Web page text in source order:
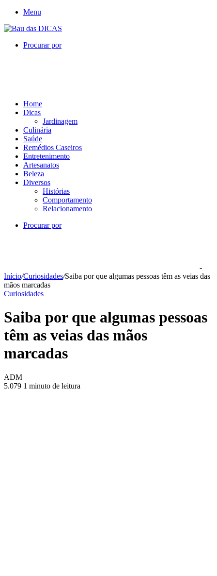
Menu
Procurar por
Home
Dicas
Jardinagem
Culinária
Saúde
Remédios Caseiros
Entretenimento
Artesanatos
Beleza
Diversos
Histórias
Comportamento
Relacionamento
Procurar por
-
Início/Curiosidades/Saiba por que algumas pessoas têm as veias das
mãos marcadas
Curiosidades
Saiba por que algumas pessoas
têm as veias das mãos
marcadas
ADM
5.079 1 minuto de leitura